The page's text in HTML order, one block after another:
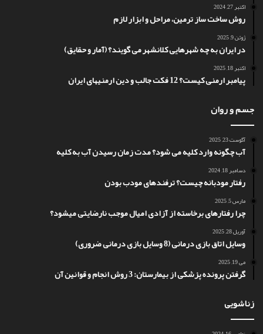
اکتبر 27, 2024
روش ساخت ساز ترمین، مراحل و ابزار لازم
ژوئن 9, 2025
در ایران به چه شهرهایی کلانشهر می گویند؟ (آمار و حقایق)
اکتبر 18, 2025
پیامبر ارمنی کیست؟ 12 فکت جالب و دین ارمنیهای ایران
جسم و روان
آگوست 23, 2025
آب چگونه وارد کلیه می شود؟ مدت زمان رسیدن آب به کلیه
دسامبر 18, 2024
رفتار مودبانه چیست؟ ترفندهای مودب بودن
مارس 5, 2025
چرا رفتارهای برخاسته از آزادی امیال موجب نارضایتی میشود؟
آوریل 28, 2025
وسایل اتاق بازی درمانی (8 وسایل بازی درمانی ضروری)
می 19, 2025
گرفتن پرونده پزشکی از بیمارستان: 3 روش انجام و قوانین آن
زناشویی